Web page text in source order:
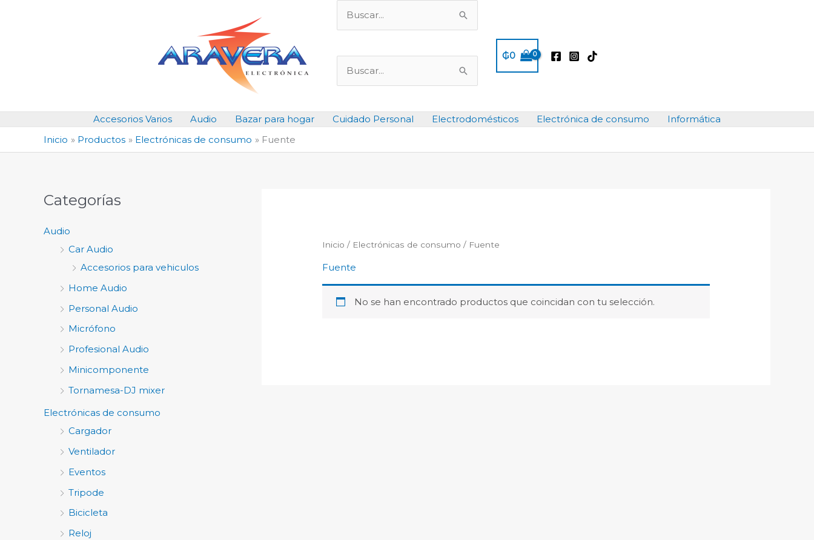
Buscar
por:
Buscar
por:
₲0
Accesorios Varios Audio Bazar para hogar Cuidado Personal Electrodomésticos Electrónica de consumo
Informática
Inicio
Productos Electrónicas de consumo Fuente
Categorías
Audio
Car Audio
Accesorios para vehiculos
Home Audio
Personal Audio
Micrófono
Profesional Audio
Minicomponente
Tornamesa-DJ mixer
Electrónicas de consumo
Cargador
Ventilador
Eventos
Tripode
Bicicleta
Reloj
Inicio / Electrónicas de consumo / Fuente
Fuente
No se han encontrado productos que coincidan con tu selección.